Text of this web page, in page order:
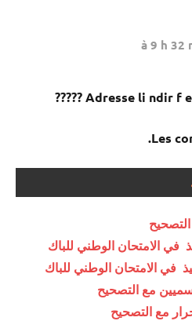
Adresse li ndir f
Les
في الامتحان الوطني للباك
في الامتحان الوطني للباك
مع التصحيح
مع التصحيح